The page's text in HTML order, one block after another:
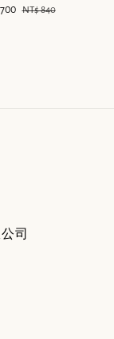
Regular
NT$ 840
司